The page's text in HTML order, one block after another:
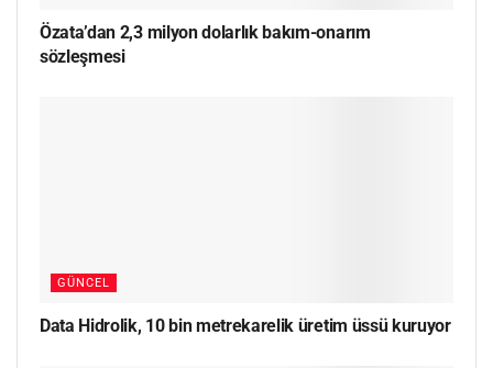
Özata’dan 2,3 milyon dolarlık bakım-onarım
sözleşmesi
GÜNCEL
Data Hidrolik, 10 bin metrekarelik üretim üssü kuruyor